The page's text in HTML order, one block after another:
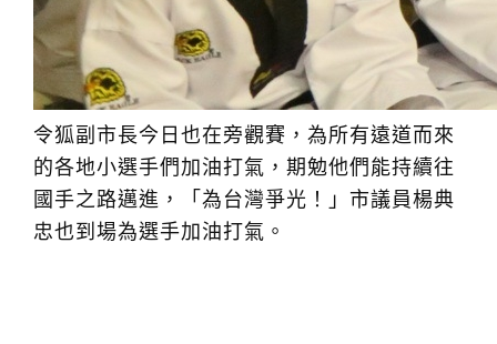
令狐副市長今日也在旁觀賽，為所有遠道而來
的各地小選手們加油打氣，期勉他們能持續往
國手之路邁進，「為台灣爭光！」市議員楊典
忠也到場為選手加油打氣。